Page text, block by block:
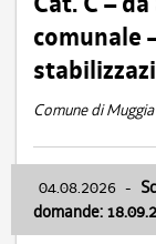
comunale
Comune di Muggia
04.08.2026 -
domande: